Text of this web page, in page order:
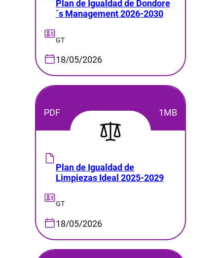
Plan de Igualdad de Dondore
´s Management 2026-2030
GT
18/05/2026
PDF 1MB
Plan de Igualdad de
Limpiezas Ideal 2025-2029
GT
18/05/2026